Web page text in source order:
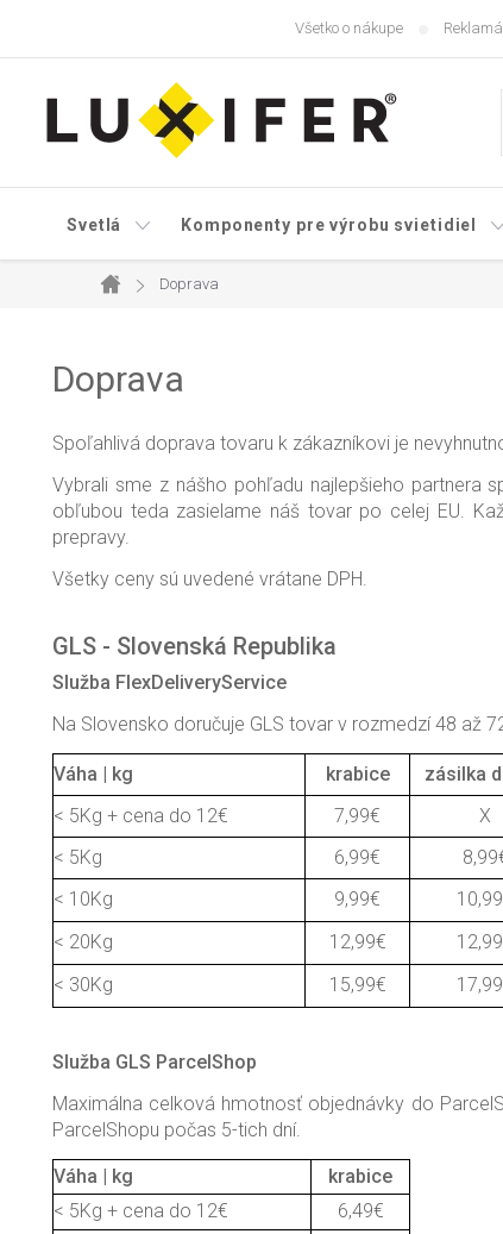
Všetko o nákupe
Svetlá Komponenty pre výrobu svietidiel
Domov
Doprava
Doprava
Spoľahlivá doprava tovaru k zákazníkovi je
Vybrali sme z nášho pohľadu najlepšieho partnera
obľubou teda zasielame náš tovar po celej EU.
prepravy.
Všetky ceny sú uvedené vrátane DPH.
GLS - Slovenská Republika
Služba FlexDeliveryService
Na Slovensko doručuje GLS tovar v rozmedzí 48 až
Váha | kg krabice zásilka
< 5Kg + cena do 12€
7,99€ X
< 5Kg
6,99€
< 10Kg
9,99€
< 20Kg
12,99€
< 30Kg
15,99€
Služba GLS ParcelShop
Maximálna celková hmotnosť objednávky do
ParcelShopu počas 5-tich dní.
Váha | kg
krabice
< 5Kg + cena do 12€
6,49€